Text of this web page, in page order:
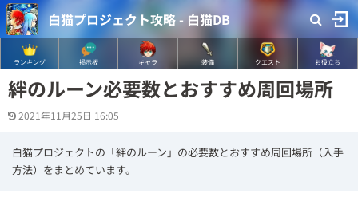
白猫プロジェクト攻略 - 白猫DB
ランキング 掲示板 キャラ 装備 クエスト お役立ち
絆のルーン必要数とおすすめ周回場所
2021年11月25日 16:05
白猫プロジェクトの「絆のルーン」の必要数とおすすめ周回場所（入手
方法）をまとめています。